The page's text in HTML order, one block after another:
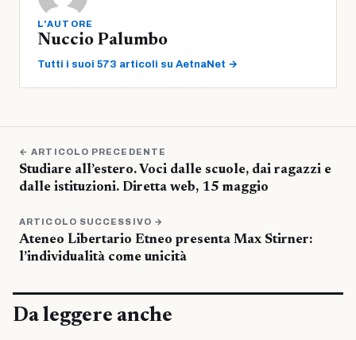
L'AUTORE
Nuccio Palumbo
Tutti i suoi 573 articoli su AetnaNet →
← ARTICOLO PRECEDENTE
Studiare all’estero. Voci dalle scuole, dai ragazzi e
dalle istituzioni. Diretta web, 15 maggio
ARTICOLO SUCCESSIVO →
Ateneo Libertario Etneo presenta Max Stirner:
l’individualità come unicità
Da leggere anche